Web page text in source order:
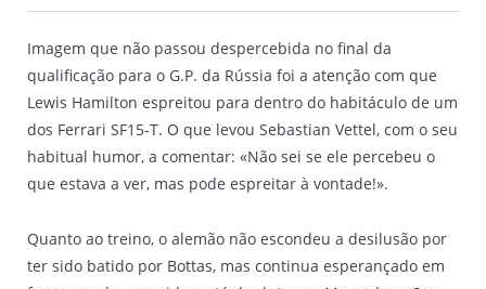
Imagem que não passou despercebida no final da
qualificação para o G.P. da Rússia foi a atenção com que
Lewis Hamilton espreitou para dentro do habitáculo de um
dos Ferrari SF15-T. O que levou Sebastian Vettel, com o seu
habitual humor, a comentar: «Não sei se ele percebeu o
que estava a ver, mas pode espreitar à vontade!».
Quanto ao treino, o alemão não escondeu a desilusão por
ter sido batido por Bottas, mas continua esperançado em